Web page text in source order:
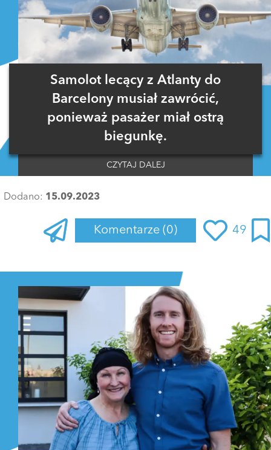
Samolot lecący z Atlanty do
Barcelony musiał zawrócić,
ponieważ pasażer miał ostrą
biegunkę.
CZYTAJ DALEJ
Dodano: 15.09.2023
Komentarze (0) 49